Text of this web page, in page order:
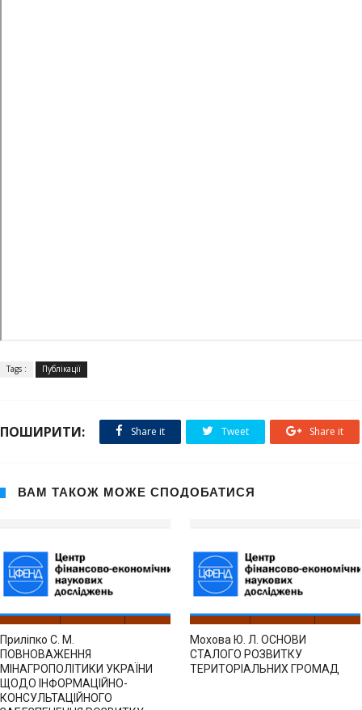
Tags : Публікації
ПОШИРИТИ: Share it Tweet Share it
ВАМ ТАКОЖ МОЖЕ СПОДОБАТИСЯ
Приліпко С. М.
ПОВНОВАЖЕННЯ
МІНАГРОПОЛІТИКИ УКРАЇНИ
ЩОДО ІНФОРМАЦІЙНО-
КОНСУЛЬТАЦІЙНОГО
Мохова Ю. Л. ОСНОВИ
СТАЛОГО РОЗВИТКУ
ТЕРИТОРІАЛЬНИХ ГРОМАД